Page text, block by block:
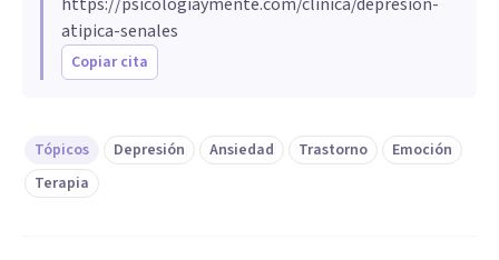
atipica-senales
Copiar cita
Tópicos Depresión Ansiedad Trastorno
Emoción
Terapia